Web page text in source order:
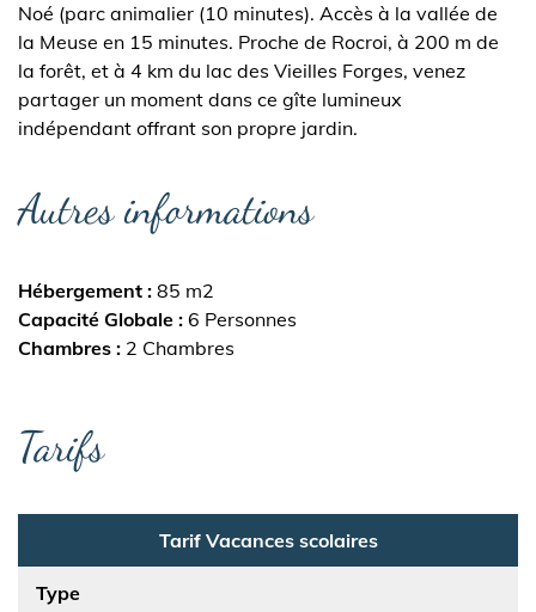
Noé (parc animalier (10 minutes). Accès à la vallée de
la Meuse en 15 minutes. Proche de Rocroi, à 200 m de
la forêt, et à 4 km du lac des Vieilles Forges, venez
partager un moment dans ce gîte lumineux
indépendant offrant son propre jardin.
Autres informations
Hébergement 85 m2
Capacité Globale 6 Personnes
Chambres
2 Chambres
Tarifs
Tarif Vacances scolaires
Type